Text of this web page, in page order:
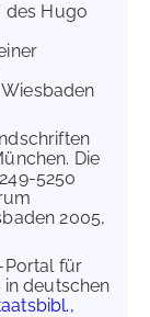
des Hugo
Die
5250
2005,
für
deutschen